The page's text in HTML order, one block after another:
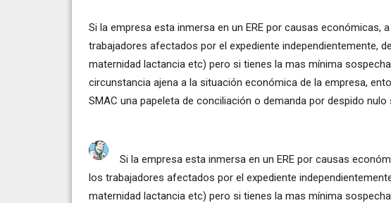
Si la empresa esta inmersa en un ERE por causas económicas,
trabajadores afectados por el expediente independientemente,
maternidad lactancia etc) pero si tienes la mas mínima
circunstancia ajena a la situación económica de la empresa,
SMAC una papeleta de conciliación o demanda por despido nulo
Si la empresa esta inmersa en un ERE por causas
los trabajadores afectados por el expediente
maternidad lactancia etc) pero si tienes la mas mínima